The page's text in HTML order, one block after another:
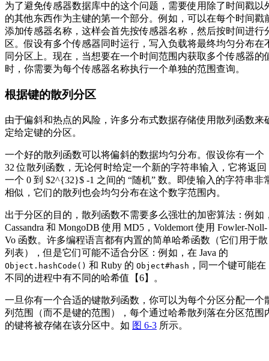
为了避免传感器数据库中的这个问题，需要使用除了时间戳以
的其他东西作为主键的第一个部分。例如，可以在每个时间戳
添加传感器名称，这样会首先按传感器名称，然后按时间进行
区。假设有多个传感器同时运行，写入负载将最终均匀分布在
同分区上。现在，当想要在一个时间范围内获取多个传感器的
时，你需要为每个传感器名称执行一个单独的范围查询。
根据键的散列分区
由于偏斜和热点的风险，许多分布式数据存储使用散列函数来
定给定键的分区。
一个好的散列函数可以将偏斜的数据均匀分布。假设你有一个
32 位散列函数，无论何时给定一个新的字符串输入，它将返回
一个 0 到 $2^{32}$ -1 之间的 “随机” 数。即使输入的字符串非
相似，它们的散列也会均匀分布在这个数字范围内。
出于分区的目的，散列函数不需要多么强壮的加密算法：例如
Cassandra 和 MongoDB 使用 MD5，Voldemort 使用 Fowler-Noll-
Vo 函数。许多编程语言都有内置的简单哈希函数（它们用于散
列表），但是它们可能不适合分区：例如，在 Java 的
Object.hashCode() 和 Ruby 的 Object#hash ，同一个键可能在
不同的进程中有不同的哈希值【6】。
一旦你有一个合适的键散列函数，你可以为每个分区分配一个
列范围（而不是键的范围），每个通过哈希散列落在分区范围
的键将被存储在该分区中。如 图 6-3 所示。